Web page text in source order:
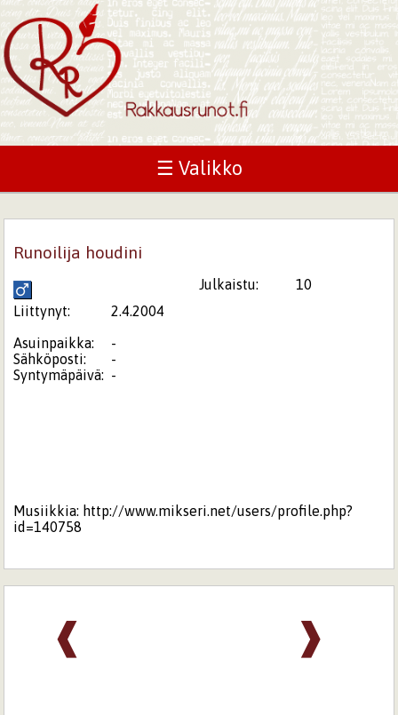
☰ Valikko
Runoilija houdini
Julkaistu:
10
Liittynyt:
2.4.2004
Asuinpaikka:
-
Sähköposti:
-
Syntymäpäivä: -
Musiikkia: http://www.mikseri.net/users/profile.php?
id=140758
❱
❰